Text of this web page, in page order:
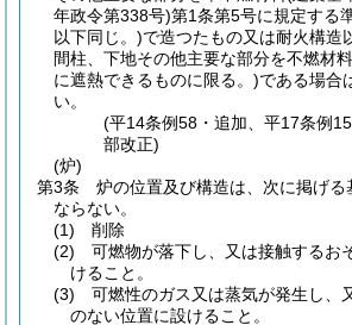
年政令第338号)第1条第5号に規定する
以下同じ。)で造つたもの又は耐火構造
間柱、下地その他主要な部分を不燃材
に遮熱できるものに限る。)である場合
い。
(平14条例58・追加、平17条例
部改正)
(炉)
第3条
炉の位置及び構造は、次に掲げ
ならない。
(1)
削除
(2)
可燃物が落下し、又は接触するお
けること。
(3)
可燃性のガス又は蒸気が発生し、
のない位置に設けること。